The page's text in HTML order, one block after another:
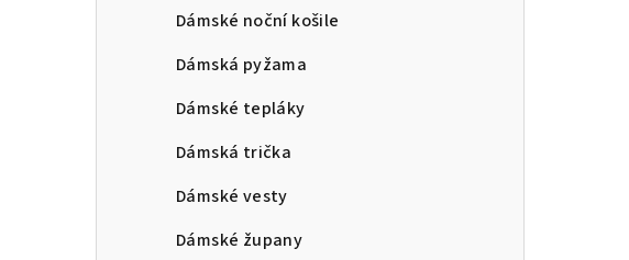
Dámské noční košile
Dámská pyžama
Dámské tepláky
Dámská trička
Dámské vesty
Dámské župany